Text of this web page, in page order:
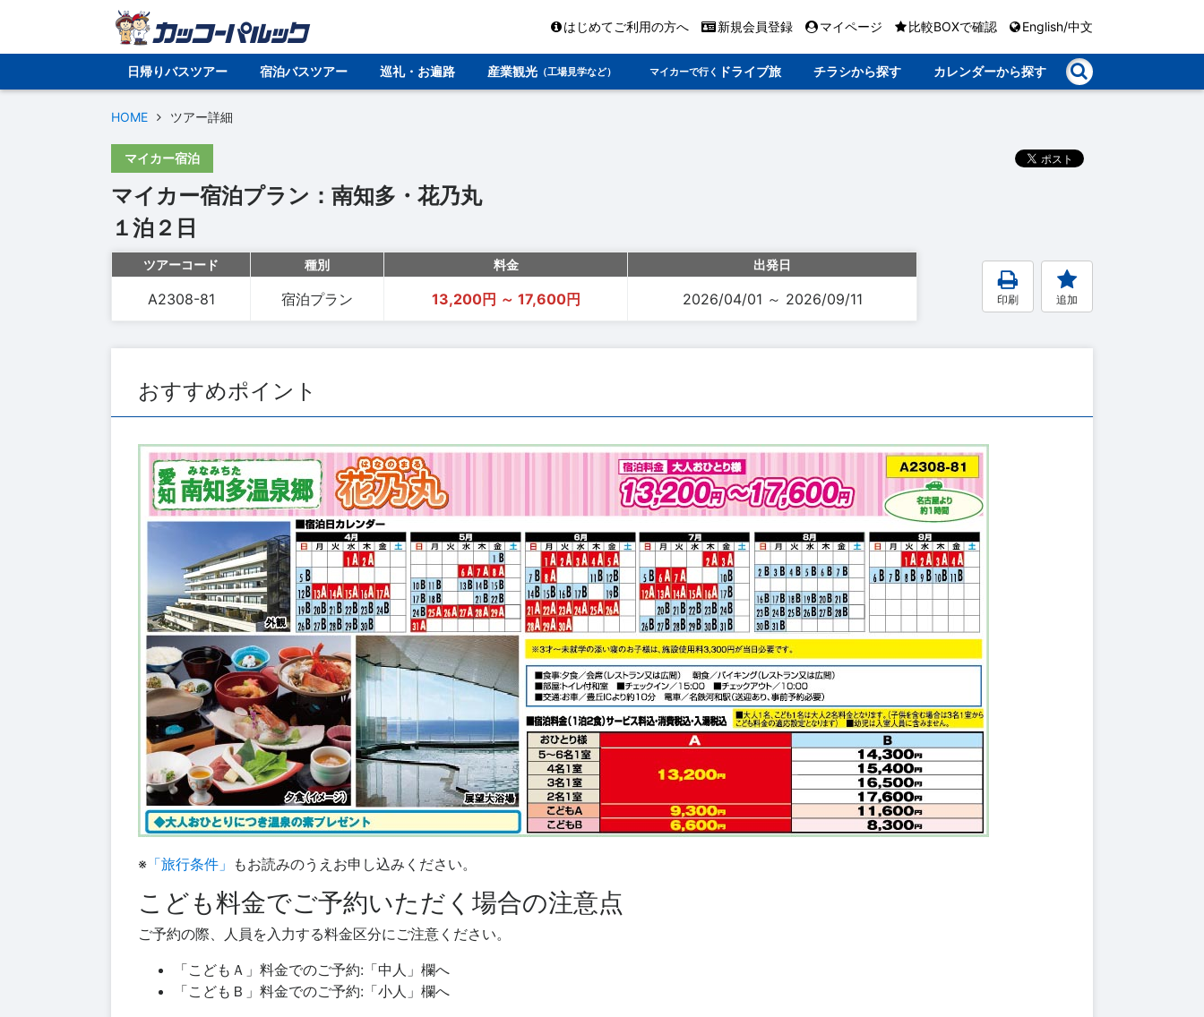
はじめてご利用の方へ 新規会員登録 マイページ 比較BOXで確認 English/中文
日帰りバスツアー 宿泊バスツアー 巡礼・お遍路 産業観光 （工場見学など） マイカーで行く ドライブ旅 チラシから探す カレンダーから探す
HOME ツアー詳細
マイカー宿泊
マイカー宿泊プラン：南知多・花乃丸
１泊２日
ツアーコード 種別 料金 出発日
A2308-81 宿泊プラン 13,200円 ～ 17,600円 2026/04/01 ～ 2026/09/11 印刷 追加
おすすめポイント
※ 「旅行条件」 もお読みのうえお申し込みください。
こども料金でご予約いただく場合の注意点
ご予約の際、人員を入力する料金区分にご注意ください。
「こどもＡ」料金でのご予約:「中人」欄へ
「こどもＢ」料金でのご予約:「小人」欄へ